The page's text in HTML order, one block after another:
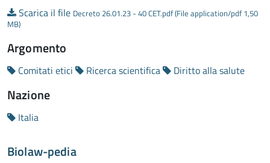
Scarica il file Decreto 26.01.23 - 40 CET.pdf (File application/pdf 1,50
MB)
Argomento
Comitati etici Ricerca scientifica Diritto alla salute
Nazione
Italia
Biolaw-pedia